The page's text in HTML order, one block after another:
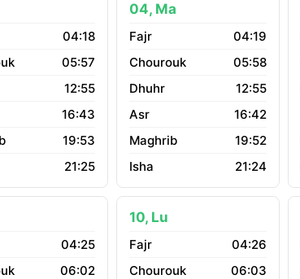
04:18
05:57
12:55
16:43
19:53
21:25
04, Ma
04:19
05:58
12:55
16:42
19:52
21:24
04:25
06:02
10, Lu
04:26
06:03